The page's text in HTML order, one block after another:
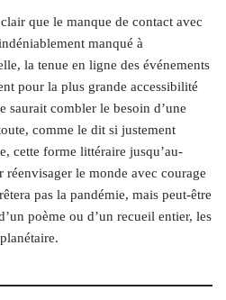
que le manque de contact avec
manqué à
la tenue en ligne des événements
pour la plus grande accessibilité
saurait combler le besoin d’une
comme le dit si justement
cette forme littéraire jusqu’au-
le monde avec courage
pas la pandémie, mais peut-être
poème ou d’un recueil entier, les